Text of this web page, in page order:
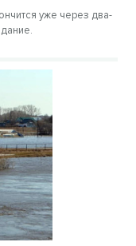
уже через два-